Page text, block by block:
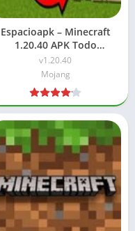
Espacioapk – Minecraft
1.20.40 APK Todo
Desbloqueado
v1.20.40
Mojang